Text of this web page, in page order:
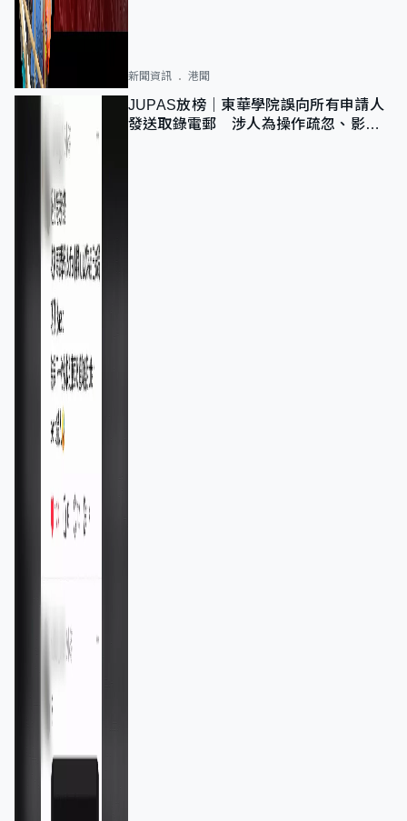
新聞資訊 港聞
JUPAS放榜｜東華學院誤向所有申請人
發送取錄電郵 涉人為操作疏忽、影響